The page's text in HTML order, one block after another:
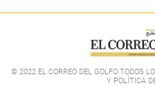
© 2022 EL CORREO DEL GOLFO TODOS
Y POLÍTICA